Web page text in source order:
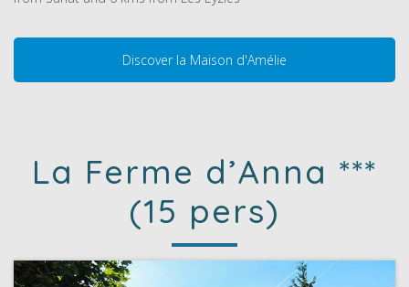
Discover la Maison d'Amélie
La Ferme d’Anna ***
(15 pers)